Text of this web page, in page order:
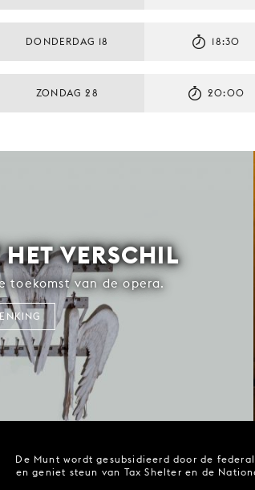
DONDERDAG 18 18:30
ZONDAG 28 20:00
VERSCHIL
toekomst van de opera.
De Munt wordt gesubsidieerd door de
en geniet steun van Tax Shelter en de